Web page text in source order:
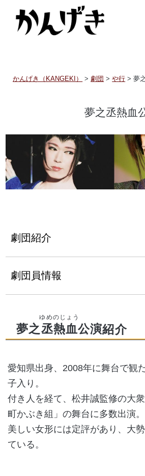
かんげき（KANGEKI） >劇団 >や行 >夢
夢之丞熱血
劇団紹介
劇団員情報
夢之丞熱血公演紹介
愛知県出身、2008年に舞台で観
子入り。
付き人を経て、松井誠監修の大
町かぶき組」の舞台に多数出演。
美しい女形には定評があり、大
ている。